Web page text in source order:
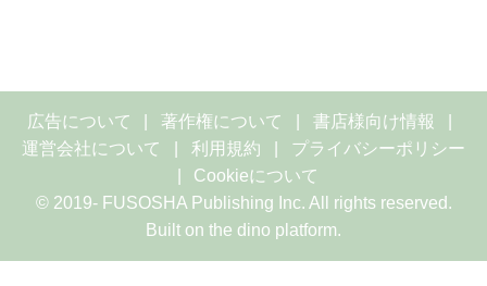
広告について 著作権について
書店様向け情報
運営会社について
利用規約
プライバシーポリシー
Cookieについて
© 2019- FUSOSHA Publishing Inc. All rights reserved.
Built on the dino platform.